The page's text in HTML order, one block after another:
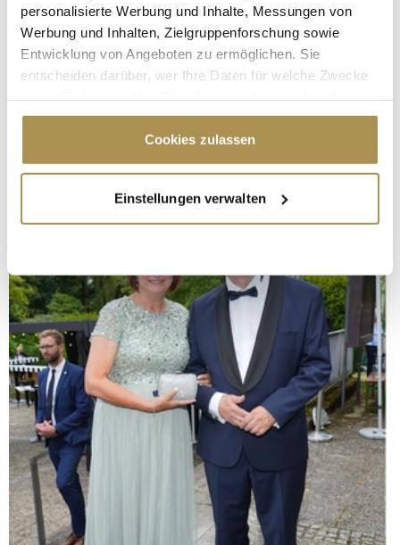
personalisierte Werbung und Inhalte, Messungen von
Werbung und Inhalten, Zielgruppenforschung sowie
Entwicklung von Angeboten zu ermöglichen. Sie
entscheiden darüber, wer Ihre Daten für welche Zwecke
Cookie-Erklärung oder durch Klicken auf das Privacy
Trigger Symbol ändern oder widerrufen
Informationen über Ihre geografische Lage
erfassen, welche bis auf einige Meter genau sein
bestimmten Merkmalen (Fingerprinting) identifizieren
Erfahren Sie mehr darüber, wie Ihre persönlichen Daten
verarbeitet werden, und legen Sie Ihre Präferenzen im
Abschnitt Einzelheitenfest.
Wir verwenden Cookies, um Inhalte und Anzeigen zu
personalisieren, Funktionen für soziale Medien anbieten
zu können und die Zugriffe auf unsere Website zu
analysieren. Außerdem geben wir Informationen zu Ihrer
Verwendung unserer Website an unsere Partner für
soziale Medien, Werbung und Analysen weiter. Unsere
Partner führen diese Informationen möglicherweise mit
Cookies zulassen
Einstellungen verwalten